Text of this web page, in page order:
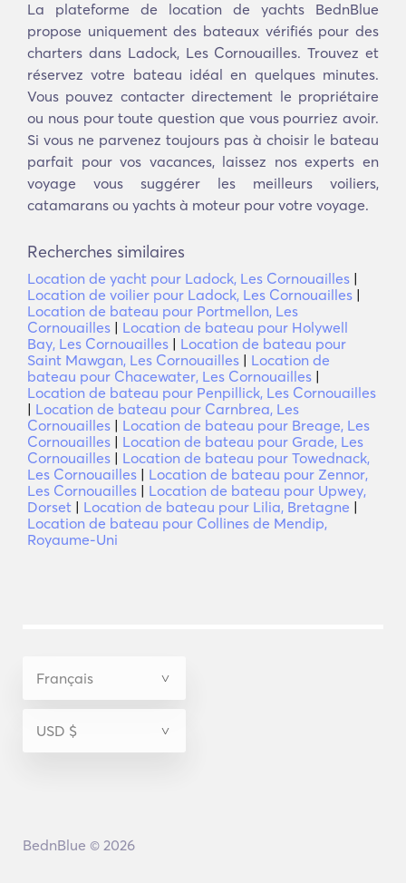
La plateforme de location de yachts BednBlue
propose uniquement des bateaux vérifiés pour des
charters dans Ladock, Les Cornouailles. Trouvez et
réservez votre bateau idéal en quelques minutes.
Vous pouvez contacter directement le propriétaire
ou nous pour toute question que vous pourriez avoir.
Si vous ne parvenez toujours pas à choisir le bateau
parfait pour vos vacances, laissez nos experts en
voyage vous suggérer les meilleurs voiliers,
catamarans ou yachts à moteur pour votre voyage.
Recherches similaires
Location de yacht pour Ladock, Les Cornouailles |
Location de voilier pour Ladock, Les Cornouailles |
Location de bateau pour Portmellon, Les
Cornouailles | Location de bateau pour Holywell
Bay, Les Cornouailles | Location de bateau pour
Saint Mawgan, Les Cornouailles | Location de
bateau pour Chacewater, Les Cornouailles |
Location de bateau pour Penpillick, Les Cornouailles
| Location de bateau pour Carnbrea, Les
Cornouailles | Location de bateau pour Breage, Les
Cornouailles | Location de bateau pour Grade, Les
Cornouailles | Location de bateau pour Towednack,
Les Cornouailles | Location de bateau pour Zennor,
Les Cornouailles | Location de bateau pour Upwey,
Dorset | Location de bateau pour Lilia, Bretagne |
Location de bateau pour Collines de Mendip,
Royaume-Uni
BednBlue © 2026